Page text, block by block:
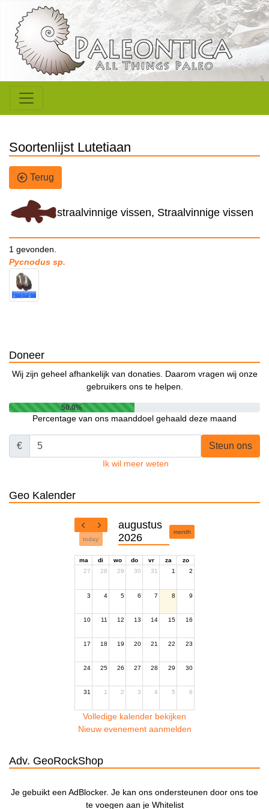
Soortenlijst Lutetiaan
Terug
straalvinnige vissen, Straalvinnige vissen
1 gevonden.
Pycnodus sp.
Doneer
Wij zijn geheel afhankelijk van donaties. Daarom vragen wij onze
gebruikers ons te helpen.
50.0%
Percentage van ons maanddoel gehaald deze maand
€ Steun ons
Ik wil meer weten
Geo Kalender
today
augustus
2026
month
ma di wo do vr za
zo
27
28 29 30 31 1 2
3 4 5 6 7 8 9
10 11 12 13 14 15 16
17 18 19 20 21 22 23
24 25 26 27 28 29 30
31 1 2 3 4 5 6
Volledige kalender bekijken
Nieuw evenement aanmelden
Adv. GeoRockShop
Je gebuikt een AdBlocker. Je kan ons ondersteunen door ons toe
te voegen aan je Whitelist